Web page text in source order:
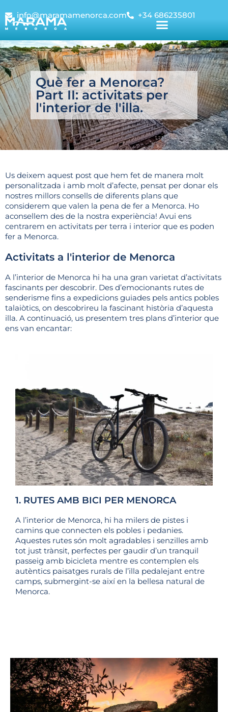
info@maramamenorca.com +34 686235801
Què fer a Menorca?
Part II: activitats per
l'interior de l'illa.
Us deixem aquest post que hem fet de manera molt
personalitzada i amb molt d’afecte, pensat per donar els
nostres millors consells de diferents plans que
considerem que valen la pena de fer a Menorca. Ho
aconsellem des de la nostra experiència! Avui ens
centrarem en activitats per terra i interior que es poden
fer a Menorca.
Activitats a l'interior de Menorca
A l’interior de Menorca hi ha una gran varietat d’activitats
fascinants per descobrir. Des d’emocionants rutes de
senderisme fins a expedicions guiades pels antics pobles
talaiòtics, on descobrireu la fascinant història d’aquesta
illa. A continuació, us presentem tres plans d’interior que
ens van encantar:
1. RUTES AMB BICI PER MENORCA
A l’interior de Menorca, hi ha milers de pistes i
camins que connecten els pobles i pedanies.
Aquestes rutes són molt agradables i senzilles amb
tot just trànsit, perfectes per gaudir d’un tranquil
passeig amb bicicleta mentre es contemplen els
autèntics paisatges rurals de l’illa pedalejant entre
camps, submergint-se així en la bellesa natural de
Menorca.